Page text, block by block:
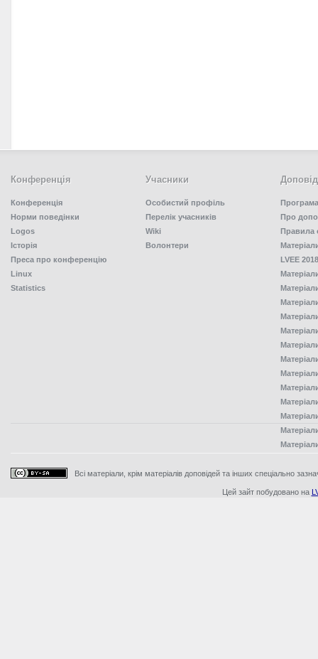
Конференція
Конференція
Норми поведінки
Logos
Історія
Преса про конференцію
Linux
Statistics
Учасники
Особистий профіль
Перелік учасників
Wiki
Волонтери
Про
Правила
LVEE
Всі матеріали, крім матеріалів доповідей та інших спеціально
Цей зайт побудовано на